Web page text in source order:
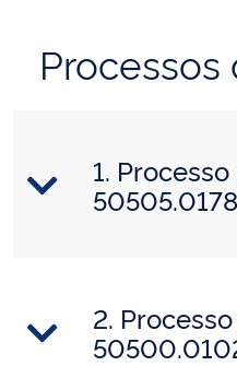
1.
2.